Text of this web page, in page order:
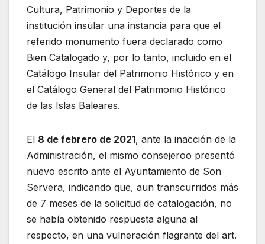
Cultura, Patrimonio y Deportes de la
institución insular una instancia para que el
referido monumento fuera declarado como
Bien Catalogado y, por lo tanto, incluido en el
Catálogo Insular del Patrimonio Histórico y en
el Catálogo General del Patrimonio Histórico
de las Islas Baleares.
El 8 de febrero de 2021, ante la inacción de la
Administración, el mismo consejeroo presentó
nuevo escrito ante el Ayuntamiento de Son
Servera, indicando que, aun transcurridos más
de 7 meses de la solicitud de catalogación, no
se había obtenido respuesta alguna al
respecto, en una vulneración flagrante del art.